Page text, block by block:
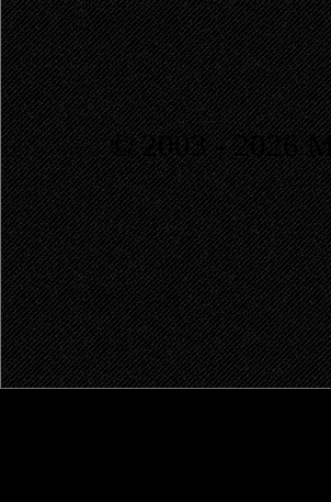
© 2003 - 2026